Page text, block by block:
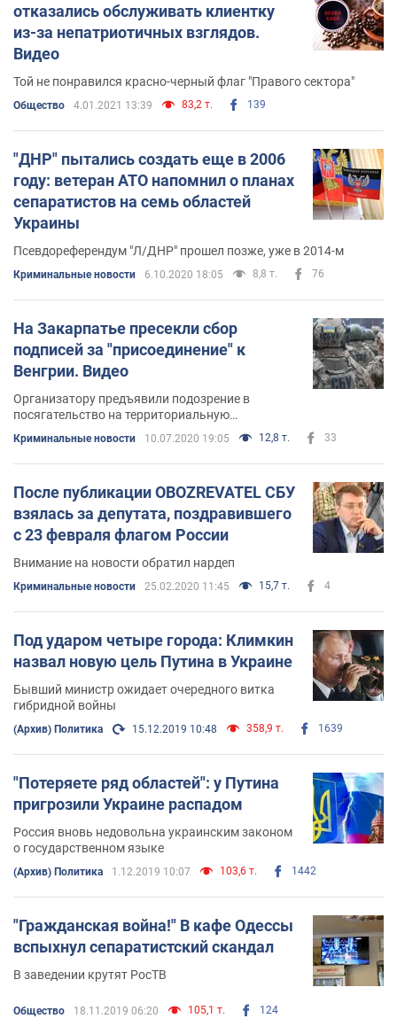
отказались обслуживать клиентку
из-за непатриотичных взглядов.
Видео
Той не понравился красно-черный флаг "Правого сектора"
Общество 4.01.2021 13:39 83,2 т. 139
"ДНР" пытались создать еще в 2006
году: ветеран АТО напомнил о планах
сепаратистов на семь областей
Украины
Псевдореферендум "Л/ДНР" прошел позже, уже в 2014-м
Криминальные новости 6.10.2020 18:05 8,8 т. 76
На Закарпатье пресекли сбор
подписей за "присоединение" к
Венгрии. Видео
Организатору предъявили подозрение в
посягательство на территориальную
Криминальные новости 10.07.2020 19:05 12,8 т. 33
После публикации OBOZREVATEL СБУ
взялась за депутата, поздравившего
с 23 февраля флагом России
Внимание на новости обратил нардеп
Криминальные новости 25.02.2020 11:45 15,7 т. 4
Под ударом четыре города: Климкин
назвал новую цель Путина в Украине
Бывший министр ожидает очередного витка
гибридной войны
(Архив) Политика 15.12.2019 10:48 358,9 т. 1639
"Потеряете ряд областей": у Путина
пригрозили Украине распадом
Россия вновь недовольна украинским законом
о государственном языке
(Архив) Политика 1.12.2019 10:07 103,6 т. 1442
"Гражданская война!" В кафе Одессы
вспыхнул сепаратистский скандал
В заведении крутят РосТВ
Общество 18.11.2019 06:20 105,1 т. 124